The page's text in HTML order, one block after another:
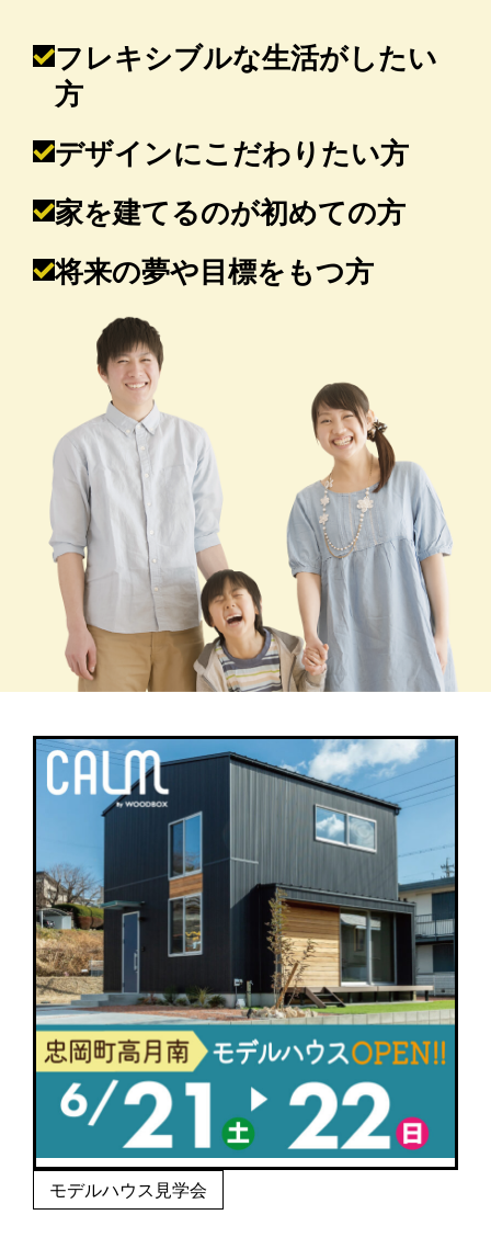
フレキシブルな生活がしたい
方
デザインにこだわりたい方
家を建てるのが初めての方
将来の夢や目標をもつ方
モデルハウス見学会